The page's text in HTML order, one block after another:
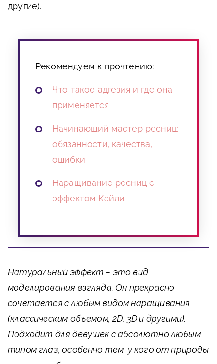
другие).
Рекомендуем к прочтению:
Что такое адгезия и где она
применяется
Начинающий мастер ресниц:
обязанности, качества,
ошибки
Наращивание ресниц с
эффектом Кайли
Натуральный эффект – это вид
моделирования взгляда. Он прекрасно
сочетается с любым видом наращивания
(классическим объемом, 2D, 3D и другими).
Подходит для девушек с абсолютно любым
типом глаз, особенно тем, у кого от природы